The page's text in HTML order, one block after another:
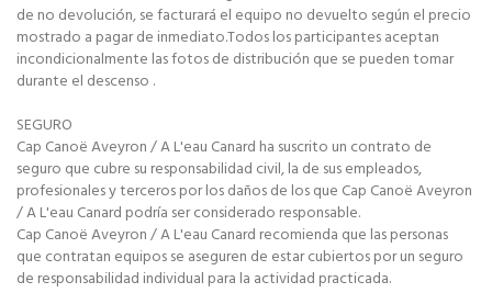
de no devolución, se facturará el equipo no devuelto según el precio
mostrado a pagar de inmediato.Todos los participantes aceptan
incondicionalmente las fotos de distribución que se pueden tomar
durante el descenso .
SEGURO
Cap Canoë Aveyron / A L'eau Canard ha suscrito un contrato de
seguro que cubre su responsabilidad civil, la de sus empleados,
profesionales y terceros por los daños de los que Cap Canoë Aveyron
/ A L'eau Canard podría ser considerado responsable.
Cap Canoë Aveyron / A L'eau Canard recomienda que las personas
que contratan equipos se aseguren de estar cubiertos por un seguro
de responsabilidad individual para la actividad practicada.